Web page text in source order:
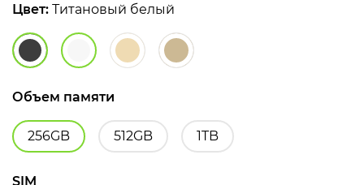
Цвет: Титановый белый
Объем памяти
256GB 512GB 1TB
SIM